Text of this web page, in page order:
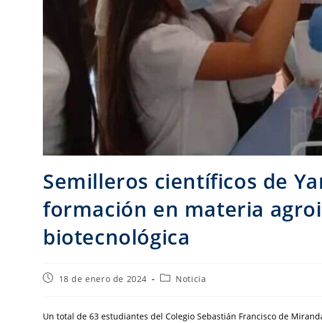
Semilleros científicos de
formación en materia
biotecnológica
18 de enero de 2024 Noticia
Un total de 63 estudiantes del Colegio Sebastián Francisco de